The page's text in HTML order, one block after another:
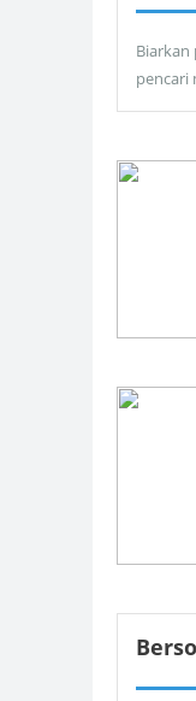
Biarkan
pencari